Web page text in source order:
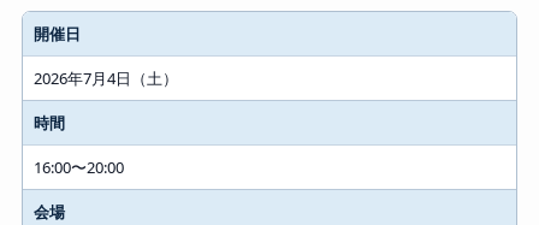
開催日
2026年7月4日（土）
時間
16:00〜20:00
会場